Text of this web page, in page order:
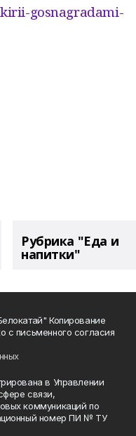
gosnagradami-
Рубрика "Еда и
напитки"
Копирование
с письменного согласия
в Управлении
связи,
коммуникаций по
номер ПИ № ТУ